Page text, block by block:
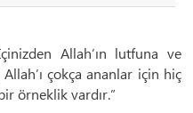
Allah’ın lutfuna ve
çokça ananlar için hiç
örneklik vardır.”